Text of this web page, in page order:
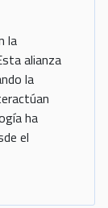
la
alianza
la
ha
el